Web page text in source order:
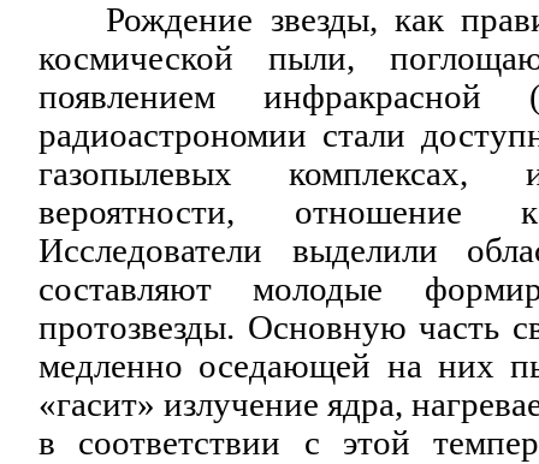
Рождение звезды, как
космической пыли,
появлением
радиоастрономии стали
газопылевых
вероятности,
Исследователи выделили
составляют молодые
протозвезды. Основную часть
медленно оседающей на них
«гасит» излучение ядра,
в соответствии с этой